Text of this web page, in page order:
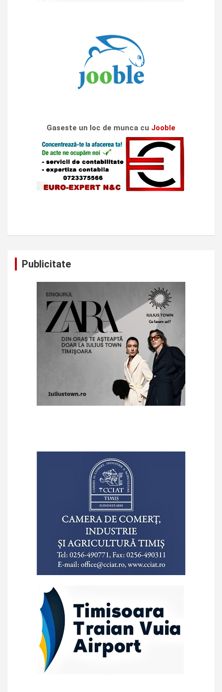
Gaseste un loc de munca cu Jooble
Publicitate